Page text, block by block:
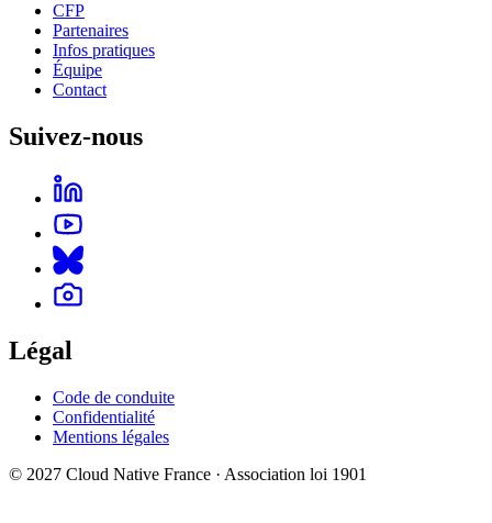
CFP
Partenaires
Infos pratiques
Équipe
Contact
Suivez-nous
Légal
Code de conduite
Confidentialité
Mentions légales
© 2027 Cloud Native France · Association loi 1901